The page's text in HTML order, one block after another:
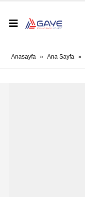
Anasayfa » Ana Sayfa »